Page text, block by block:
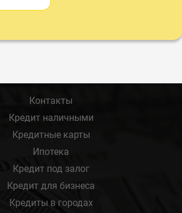
Контакты
Кредит наличными
Кредитные карты
Ипотека
Кредит под залог
Кредит для бизнеса
Кредиты в городах